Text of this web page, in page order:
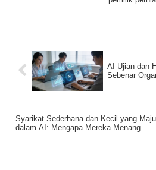
AI Ujian dan
Sebenar
Syarikat Sederhana dan Kecil yang Maju
dalam AI: Mengapa Mereka Menang